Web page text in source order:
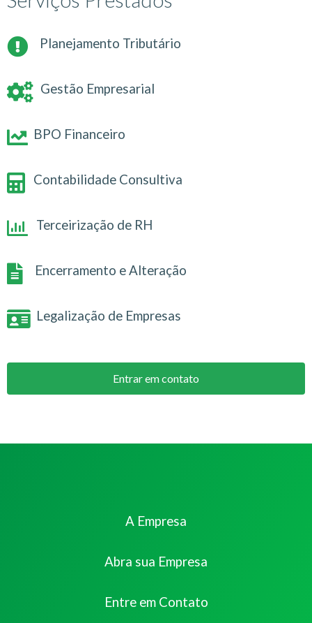
Planejamento Tributário
Gestão Empresarial
BPO Financeiro
Contabilidade Consultiva
Terceirização de RH
Encerramento e Alteração
Legalização de Empresas
Entrar em contato
A Empresa
Abra sua Empresa
Entre em Contato